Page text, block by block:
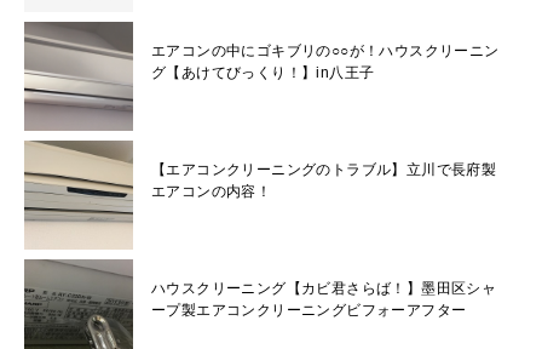
エアコンの中にゴキブリの○○が！ハウスクリーニン
グ【あけてびっくり！】in八王子
【エアコンクリーニングのトラブル】立川で長府製
エアコンの内容！
ハウスクリーニング【カビ君さらば！】墨田区シャ
ープ製エアコンクリーニングビフォーアフター